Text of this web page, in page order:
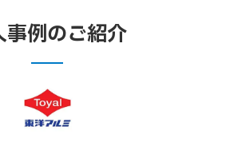
事例のご紹介